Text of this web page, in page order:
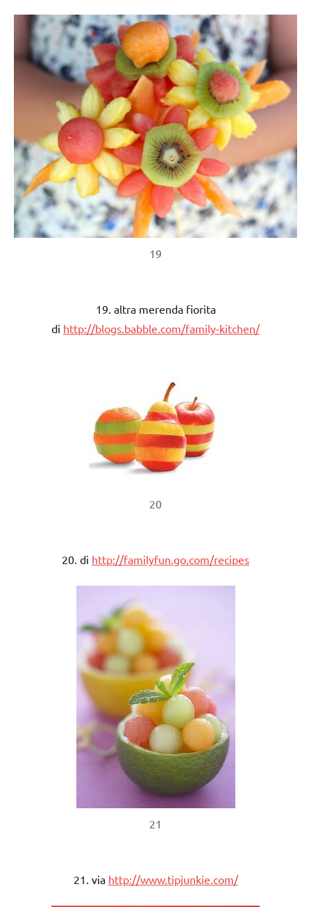
19
19. altra merenda fiorita
di http://blogs.babble.com/family-kitchen/
20
20. di http://familyfun.go.com/recipes
21
21. via http://www.tipjunkie.com/